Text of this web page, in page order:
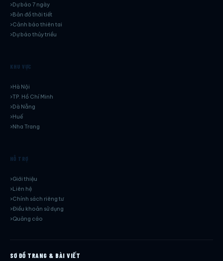
Dự báo 7 ngày
Bản đồ thời tiết
Cảnh báo thiên tai
Dự báo thủy triều
KHU VỰC
Hà Nội
TP. Hồ Chí Minh
Dà Nẵng
Huế
Nha Trang
HỖ TRỢ
Giới thiệu
Liên hệ
Chính sách riêng tư
Điều khoản sử dụng
Quảng cáo
SƠ ĐỒ TRANG & BÀI VIẾT